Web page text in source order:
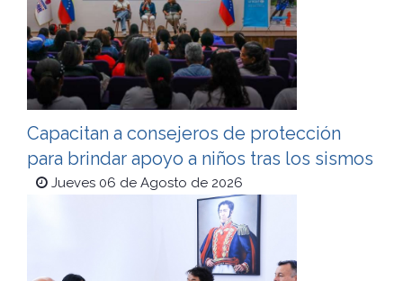
Capacitan a consejeros de protección
para brindar apoyo a niños tras los sismos
Jueves 06 de Agosto de 2026